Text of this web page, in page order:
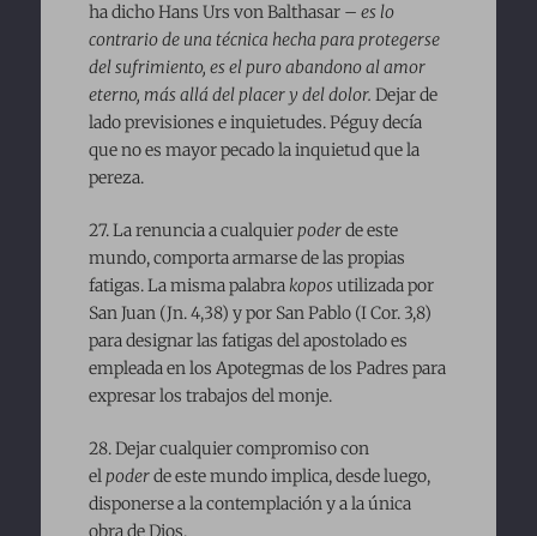
ha dicho Hans Urs von Balthasar – es lo
contrario de una técnica hecha para protegerse
del sufrimiento, es el puro abandono al amor
eterno, más allá del placer y del dolor. Dejar de
lado previsiones e inquietudes. Péguy decía
que no es mayor pecado la inquietud que la
pereza.
27. La renuncia a cualquierpoderde este
mundo, comporta armarse de las propias
fatigas. La misma palabrakoposutilizada por
San Juan (Jn. 4,38) y por San Pablo (I Cor. 3,8)
para designar las fatigas del apostolado es
empleada en los Apotegmas de los Padres para
expresar los trabajos del monje.
28. Dejar cualquier compromiso con
elpoderde este mundo implica, desde luego,
disponerse a la contemplación y a la única
obra de Dios.